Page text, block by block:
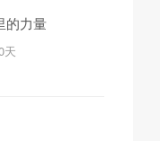
力量
天